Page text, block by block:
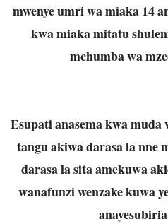
mwenye umri wa miaka 14
kwa miaka mitatu
mchumba wa
Esupati anasema kwa
tangu akiwa darasa la nne
darasa la sita amekuwa
wanafunzi wenzake kuwa